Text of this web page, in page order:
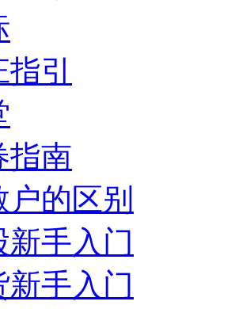
引
指南
的区别
手入门
手入门